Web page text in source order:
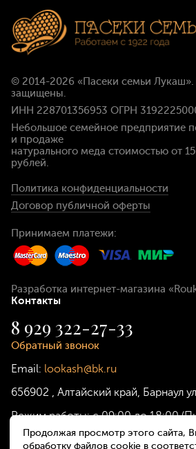
© 2014-2026 «Пасеки семьи Лукаш»
защищены.
ИНН 228701356953 ОГРН
Небольшое семейное предприятие
и продаже
натурального меда стоимостью от
рублей.
Политика конфиденциальности
Договор публичной оферты
Принимаем платежи:
Разработка интернет-магазина
Контакты
8 929 322-27-33
Обратный звонок
Email: lookash@bk.ru
656902 , Алтайский край, Барнаул
Режим работы:с 09:00 до 18:00
Продолжая просмотр этого сайта,
обработку файлов cookie в